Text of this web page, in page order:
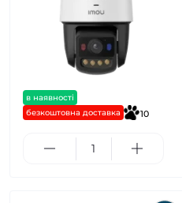
в наявності
безкоштовна доставка
10